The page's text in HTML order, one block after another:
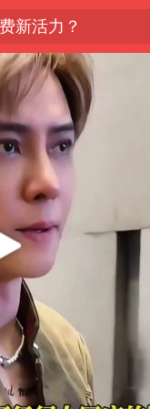
新活力？
业园量产
戒线
龙卷风
死
功
没
1405.77万元
费退改
部回应